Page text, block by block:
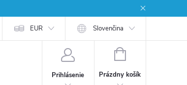
EUR Slovenčina
Prihlásenie
NÁKUPNÝ
Prázdny košík